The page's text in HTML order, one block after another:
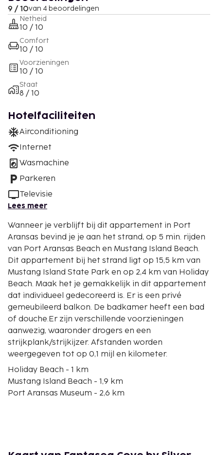
9 / 10van 4 beoordelingen
Netheid
10 / 10
Comfort
10 / 10
Voorzieningen
10 / 10
Staat
8 / 10
Hotelfaciliteiten
Airconditioning
Internet
Wasmachine
Parkeren
Televisie
Lees meer
Wanneer je verblijft bij dit appartement in Port
Aransas bevind je je aan het strand, op 5 min. rijden
van Port Aransas Beach en Mustang Island Beach.
Dit appartement bij het strand ligt op 15,5 km van
Mustang Island State Park en op 2,4 km van Holiday
Beach. Maak het je gemakkelijk in dit appartement
dat individueel gedecoreerd is. Er is een privé
gemeubileerd balkon. De badkamer heeft een bad
of douche.Er zijn verschillende voorzieningen
aanwezig, waaronder drogers en een
strijkplank/strijkijzer. Afstanden worden
weergegeven tot op 0,1 mijl en kilometer.
Holiday Beach - 1 km
Mustang Island Beach - 1,9 km
Port Aransas Museum - 2,6 km
Port Aransas Beach - 3,3 km